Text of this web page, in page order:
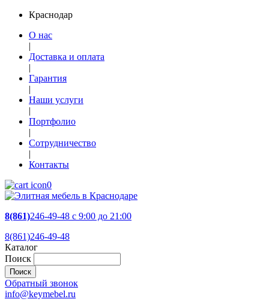
Краснодар
О нас
|
Доставка и оплата
|
Гарантия
|
Наши услуги
|
Портфолио
|
Сотрудничество
|
Контакты
0
8(861)246-49-48 c 9:00 до 21:00
8(861)246-49-48
Каталог
Поиск
Обратный звонок
info@keymebel.ru